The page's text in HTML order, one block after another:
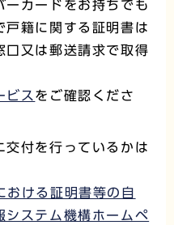
ーカードをお持ちでも
戸籍に関する証明書は
口又は郵送請求で取得
ビス をご確認くださ
交付を行っているかは
おける証明書等の自
システム機構ホームペ